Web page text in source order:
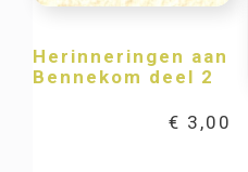
Herinneringen aan
Bennekom deel 2
€ 3,00